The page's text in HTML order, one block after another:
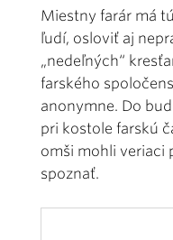
Miestny farár má
ľudí, osloviť aj
„nedeľných“
farského
anonymne. Do
pri kostole farskú
omši mohli veriaci
spoznať.